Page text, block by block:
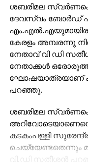
ശബരിമല
ദേവസ്വം ബോര്‍ഡ്
കേരളം അമ്പരന്നു
നേതാവ് വി ഡി
നേതാക്കള്‍
ഘോഷയാത്രയാണ്
പറഞ്ഞു.
ശബരിമല
കടകംപള്ളി
ചെയ്യേണ്ടതെന്നും
വി.ഡി സതീശന്‍